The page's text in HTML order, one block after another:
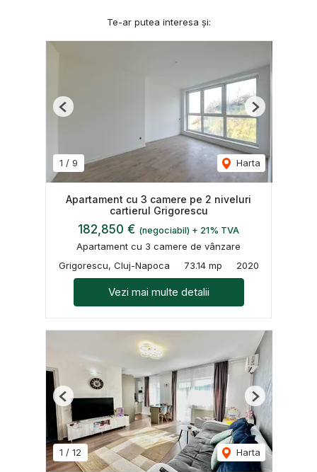
Te-ar putea interesa și:
1 / 9 Harta
Previous Next
Apartament cu 3 camere pe 2 niveluri
cartierul Grigorescu
182,850 € (negociabil) + 21% TVA
Apartament cu 3 camere de vânzare
Grigorescu, Cluj-Napoca
73.14 mp 2020
Vezi mai multe detalii
1 / 12 Harta
Previous Next